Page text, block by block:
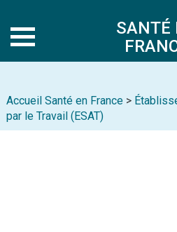
SANTÉ
Accueil Santé en France >
par le Travail (ESAT)